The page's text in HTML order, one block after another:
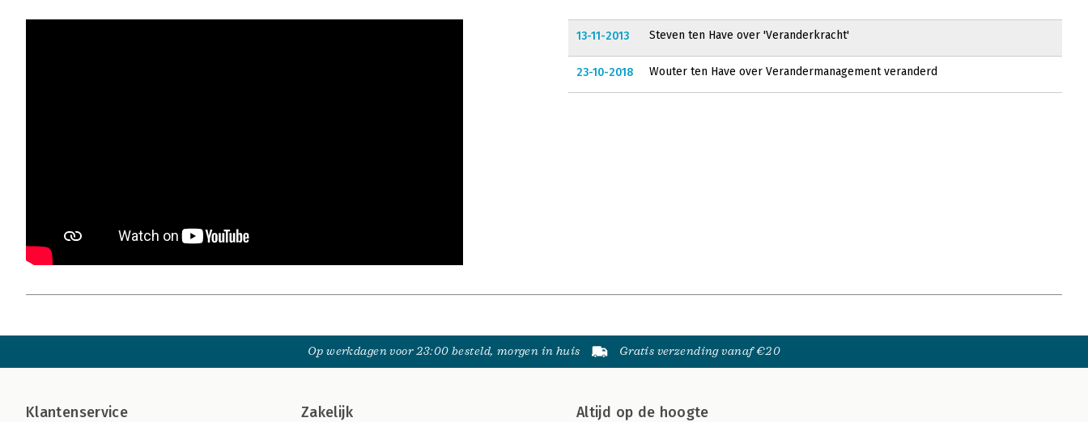
13-11-2013 Steven ten Have over 'Veranderkracht'
23-10-2018 Wouter ten Have over Verandermanagement veranderd
Op werkdagen voor 23:00 besteld, morgen in huis Gratis verzending vanaf €20
Klantenservice Zakelijk Altijd op de hoogte